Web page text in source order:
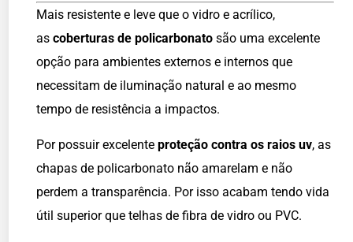
Mais resistente e leve que o vidro e acrílico,
as coberturas de policarbonato são uma excelente
opção para ambientes externos e internos que
necessitam de iluminação natural e ao mesmo
tempo de resistência a impactos.
Por possuir excelente proteção contra os raios uv, as
chapas de policarbonato não amarelam e não
perdem a transparência. Por isso acabam tendo vida
útil superior que telhas de fibra de vidro ou PVC.